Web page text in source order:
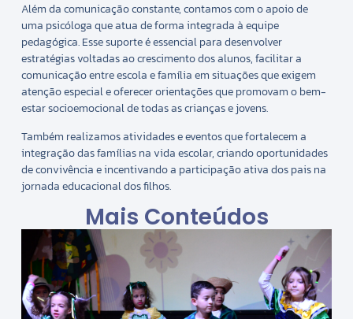
Além da comunicação constante, contamos com o apoio de
uma psicóloga que atua de forma integrada à equipe
pedagógica. Esse suporte é essencial para desenvolver
estratégias voltadas ao crescimento dos alunos, facilitar a
comunicação entre escola e família em situações que exigem
atenção especial e oferecer orientações que promovam o bem-
estar socioemocional de todas as crianças e jovens.
Também realizamos atividades e eventos que fortalecem a
integração das famílias na vida escolar, criando oportunidades
de convivência e incentivando a participação ativa dos pais na
jornada educacional dos filhos.
Mais Conteúdos